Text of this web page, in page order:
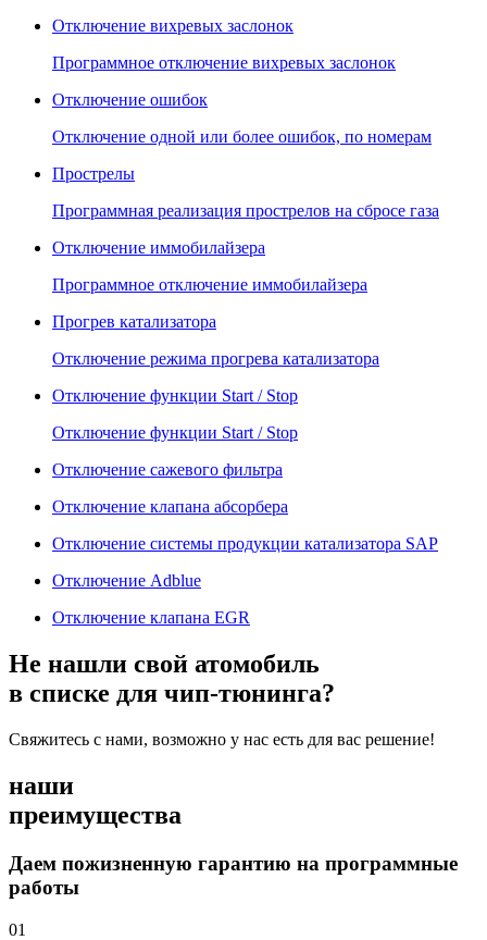
Отключение вихревых заслонок
Программное отключение вихревых заслонок
Отключение ошибок
Отключение одной или более ошибок, по номерам
Прострелы
Программная реализация прострелов на сбросе газа
Отключение иммобилайзера
Программное отключение иммобилайзера
Прогрев катализатора
Отключение режима прогрева катализатора
Отключение функции Start / Stop
Отключение функции Start / Stop
Отключение сажевого фильтра
Отключение клапана абсорбера
Отключение системы продукции катализатора SAP
Отключение Adblue
Отключение клапана EGR
Не нашли свой атомобиль
в списке для чип-тюнинга?
Свяжитесь с нами, возможно у нас есть для вас решение!
наши
преимущества
Даем пожизненную гарантию на программные
работы
01